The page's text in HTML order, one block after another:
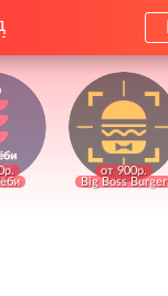
от 900р.
Big Boss Burger